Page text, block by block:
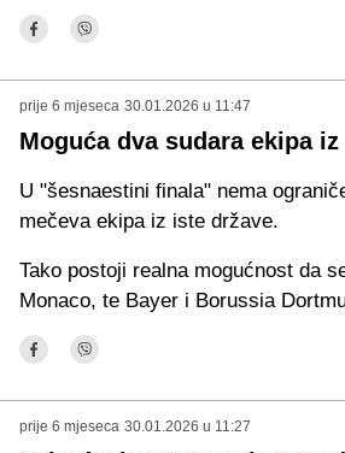
prije 6 mjeseca 30.01.2026 u 11:47
Moguća dva sudara ekipa
U "šesnaestini finala" nema
mečeva ekipa iz iste države.
Tako postoji realna mogućnost da
Monaco, te Bayer i Borussia
prije 6 mjeseca 30.01.2026 u 11:27